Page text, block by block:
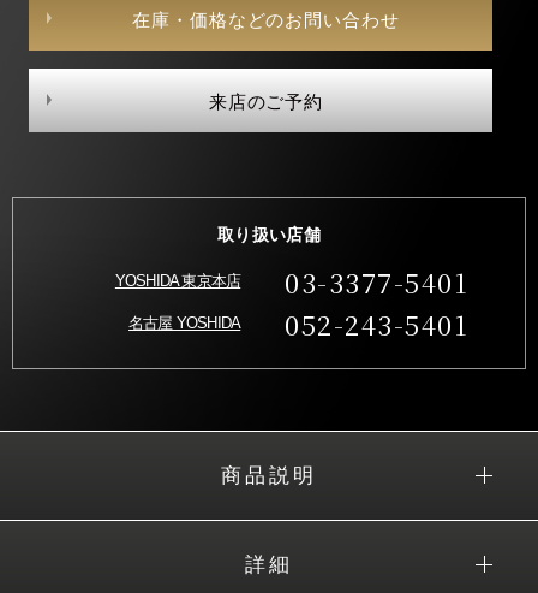
在庫・価格などのお問い合わせ
来店のご予約
取り扱い店舗
YOSHIDA 東京本店 03-3377-5401
名古屋 YOSHIDA 052-243-5401
商品説明
詳細